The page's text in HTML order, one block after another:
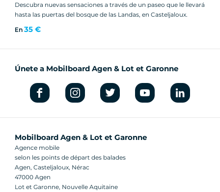
Descubra nuevas sensaciones a través de un paseo que le llevará
hasta las puertas del bosque de las Landas, en Casteljaloux.
En 35 €
Únete a Mobilboard Agen & Lot et Garonne
Mobilboard Agen & Lot et Garonne
Agence mobile
selon les points de départ des balades
Agen, Casteljaloux, Nérac
47000 Agen
Lot et Garonne, Nouvelle Aquitaine